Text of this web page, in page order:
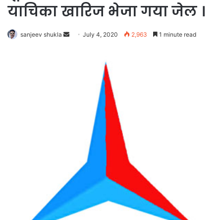
याचिका खारिज भेजा गया जेल ।
sanjeev shukla
SendJuly 4, 2020 2,963 1 minute read